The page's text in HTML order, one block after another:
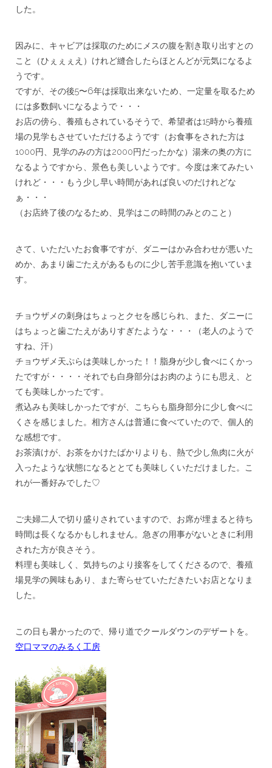
した。
因みに、キャビアは採取のためにメスの腹を割き取り出すとの
こと（ひぇぇぇえ）けれど縫合したらほとんどが元気になるよ
うです。
ですが、その後5〜6年は採取出来ないため、一定量を取るため
には多数飼いになるようで・・・
お店の傍ら、養殖もされているそうで、希望者は15時から養殖
場の見学もさせていただけるようです（お食事をされた方は
1000円、見学のみの方は2000円だったかな）湯来の奥の方に
なるようですから、景色も美しいようです。今度は来てみたい
けれど・・・もう少し早い時間があれば良いのだけれどな
ぁ・・・
（お店終了後のなるため、見学はこの時間のみとのこと）
さて、いただいたお食事ですが、ダニーはかみ合わせが悪いた
めか、あまり歯ごたえがあるものに少し苦手意識を抱いていま
す。
チョウザメの刺身はちょっとクセを感じられ、また、ダニーに
はちょっと歯ごたえがありすぎたような・・・（老人のようで
すね、汗）
チョウザメ天ぷらは美味しかった！！脂身が少し食べにくかっ
たですが・・・・それでも白身部分はお肉のようにも思え、と
ても美味しかったです。
煮込みも美味しかったですが、こちらも脂身部分に少し食べに
くさを感じました。相方さんは普通に食べていたので、個人的
な感想です。
お茶漬けが、お茶をかけたばかりよりも、熱で少し魚肉に火が
入ったような状態になるととても美味しくいただけました。こ
れが一番好みでした♡
ご夫婦二人で切り盛りされていますので、お席が埋まると待ち
時間は長くなるかもしれません。急ぎの用事がないときに利用
された方が良さそう。
料理も美味しく、気持ちのより接客をしてくださるので、養殖
場見学の興味もあり、また寄らせていただきたいお店となりま
した。
この日も暑かったので、帰り道でクールダウンのデザートを。
空口ママのみるく工房